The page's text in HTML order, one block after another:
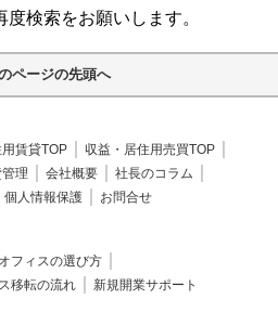
検索をお願いします。
ページの先頭へ
用賃貸TOP
収益・居住用売買TOP
理 会社概要
社長のコラム
個人情報保護 お問合せ
フィスの選び方
移転の流れ 新規開業サポート